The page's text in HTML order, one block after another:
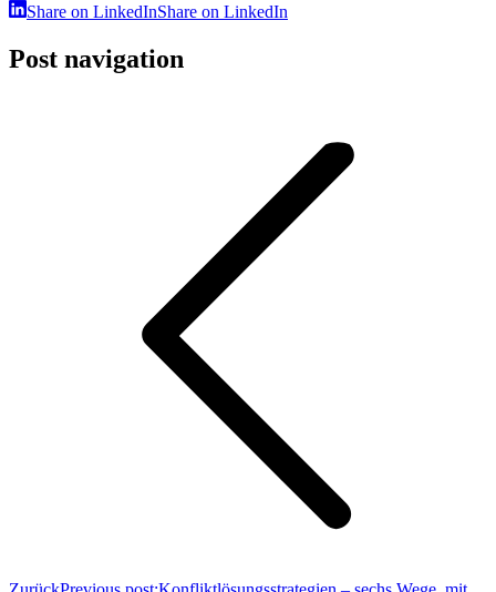
Share on LinkedInShare on LinkedIn
Post navigation